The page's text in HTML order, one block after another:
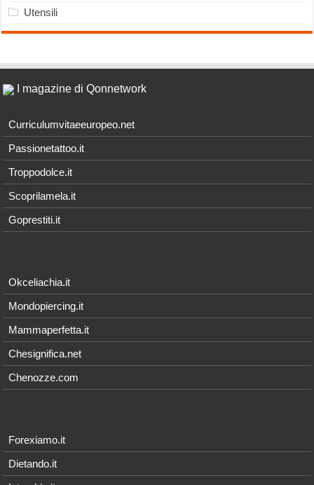
Utensili
I magazine di Qonnetwork
Curriculumvitaeeuropeo.net
Passionetattoo.it
Troppodolce.it
Scoprilamela.it
Goprestiti.it
Okceliachia.it
Mondopiercing.it
Mammaperfetta.it
Chesignifica.net
Chenozze.com
Forexiamo.it
Dietando.it